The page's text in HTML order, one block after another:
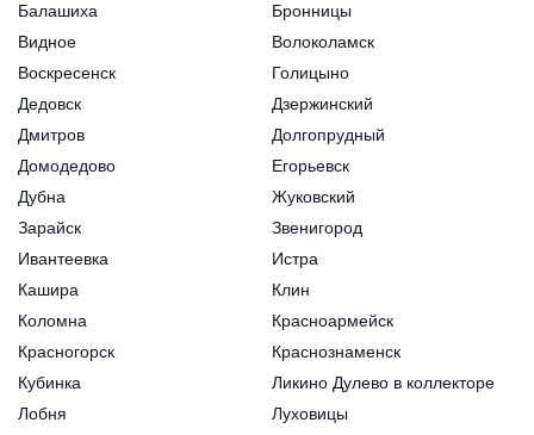
Балашиха
Бронницы
Видное
Волоколамск
Воскресенск
Голицыно
Дедовск
Дзержинский
Дмитров
Долгопрудный
Домодедово
Егорьевск
Дубна
Жуковский
Зарайск
Звенигород
Ивантеевка
Истра
Кашира
Клин
Коломна
Красноармейск
Красногорск
Краснознаменск
Кубинка
Ликино Дулево в коллекторе
Лобня
Луховицы